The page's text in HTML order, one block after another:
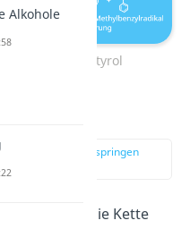
von Styrol
zur Stelle im Video springen
(02:01)
wird die Kette
Alkohole